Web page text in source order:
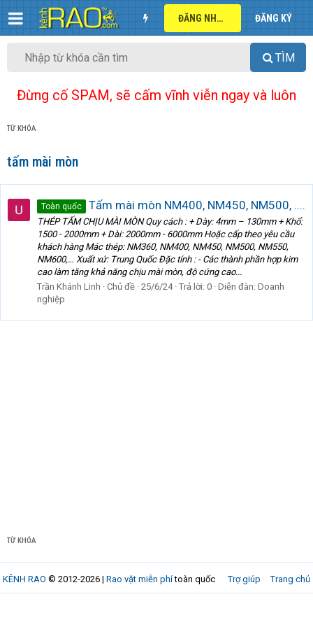
ĐĂNG NHẬP ĐĂNG KÝ
TÌM
Đừng cố SPAM, sẽ cấm vĩnh viễn ngay và luôn
TỪ KHÓA
tấm mài mòn
Toàn quốc Tấm mài mòn NM400, NM450, NM500, ....
THÉP TẤM CHỊU MÀI MÒN Quy cách : + Dày: 4mm – 130mm + Khổ:
1500 - 2000mm + Dài: 2000mm - 6000mm Hoặc cấp theo yêu cầu
khách hàng Mác thép: NM360, NM400, NM450, NM500, NM550,
NM600,… Xuất xứ: Trung Quốc Đặc tính : - Các thành phần hợp kim
cao làm tăng khả năng chịu mài mòn, độ cứng cao...
Trần Khánh Linh
Chủ đề 25/6/24 Trả lời: 0 Diễn đàn: Doanh
nghiệp
TỪ KHÓA
Trợ giúp Trang chủ
KÊNH RAO © 2012-2026 | Rao vặt miễn phítoàn quốc